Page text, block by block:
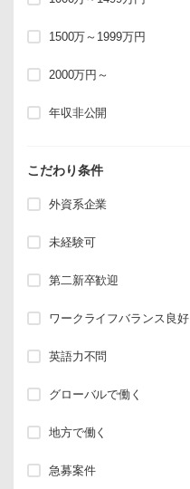
1500万～1999万円
2000万円～
年収非公開
こだわり条件
外資系企業
未経験可
第二新卒歓迎
ワークライフバランス良好
英語力不問
グローバルで働く
地方で働く
急募案件